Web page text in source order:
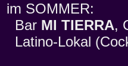
im SOMMER:
Bar MI TIERRA,
Latino-Lokal